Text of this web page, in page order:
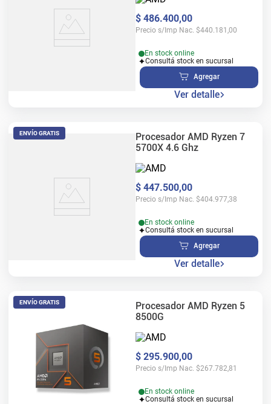
$ 486.400,00
Precio s/Imp Nac. $440.181,00
En stock online
Consultá stock en sucursal
Agregar
Ver detalle
ENVÍO GRATIS
Procesador AMD Ryzen 7
5700X 4.6 Ghz
$ 447.500,00
Precio s/Imp Nac. $404.977,38
En stock online
Consultá stock en sucursal
Agregar
Ver detalle
ENVÍO GRATIS
Procesador AMD Ryzen 5
8500G
$ 295.900,00
Precio s/Imp Nac. $267.782,81
En stock online
Consultá stock en sucursal